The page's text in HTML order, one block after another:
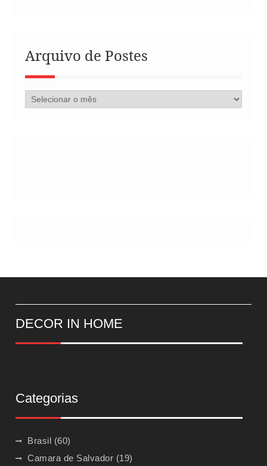
Arquivo de Postes
Arquivo
de
DECOR IN HOME
Categorias
Brasil (60)
Camara de Salvador (19)